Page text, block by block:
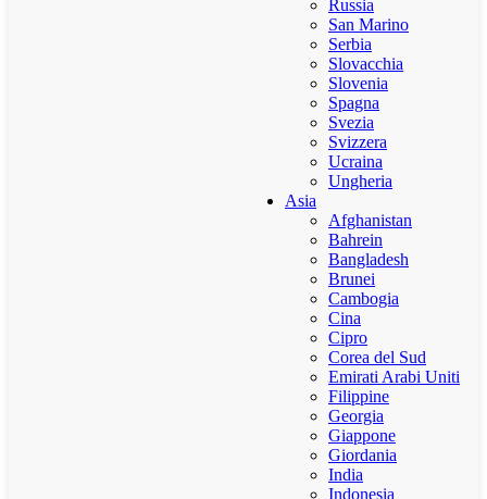
Russia
San Marino
Serbia
Slovacchia
Slovenia
Spagna
Svezia
Svizzera
Ucraina
Ungheria
Asia
Afghanistan
Bahrein
Bangladesh
Brunei
Cambogia
Cina
Cipro
Corea del Sud
Emirati Arabi Uniti
Filippine
Georgia
Giappone
Giordania
India
Indonesia